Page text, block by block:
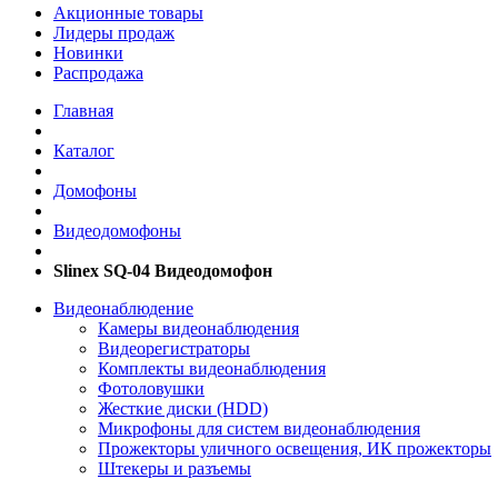
Акционные товары
Лидеры продаж
Новинки
Распродажа
Главная
Каталог
Домофоны
Видеодомофоны
Slinex SQ-04 Видеодомофон
Видеонаблюдение
Камеры видеонаблюдения
Видеорегистраторы
Комплекты видеонаблюдения
Фотоловушки
Жесткие диски (HDD)
Микрофоны для систем видеонаблюдения
Прожекторы уличного освещения, ИК прожекторы
Штекеры и разъемы